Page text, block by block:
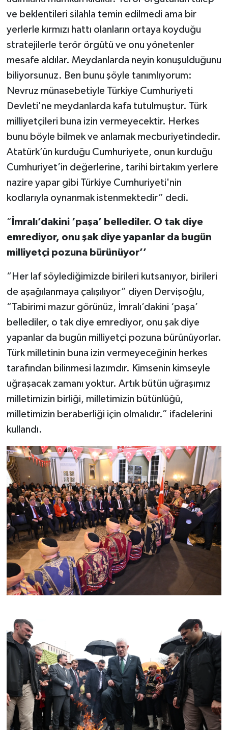
ve beklentileri silahla temin edilmedi ama bir
yerlerle kırmızı hattı olanların ortaya koyduğu
stratejilerle terör örgütü ve onu yönetenler
mesafe aldılar. Meydanlarda neyin konuşulduğunu
biliyorsunuz. Ben bunu şöyle tanımlıyorum:
Nevruz münasebetiyle Türkiye Cumhuriyeti
Devleti'ne meydanlarda kafa tutulmuştur. Türk
milliyetçileri buna izin vermeyecektir. Herkes
bunu böyle bilmek ve anlamak mecburiyetindedir.
Atatürk’ün kurduğu Cumhuriyete, onun kurduğu
Cumhuriyet’in değerlerine, tarihi birtakım yerlere
nazire yapar gibi Türkiye Cumhuriyeti'nin
kodlarıyla oynanmak istenmektedir” dedi.
“ İmralı’dakini ‘paşa’ bellediler. O tak diye
emrediyor, onu şak diye yapanlar da bugün
milliyetçi pozuna bürünüyor’’
“Her laf söylediğimizde birileri kutsanıyor, birileri
de aşağılanmaya çalışılıyor” diyen Dervişoğlu,
“Tabirimi mazur görünüz, İmralı’dakini ‘paşa’
bellediler, o tak diye emrediyor, onu şak diye
yapanlar da bugün milliyetçi pozuna bürünüyorlar.
Türk milletinin buna izin vermeyeceğinin herkes
tarafından bilinmesi lazımdır. Kimsenin kimseyle
uğraşacak zamanı yoktur. Artık bütün uğraşımız
milletimizin birliği, milletimizin bütünlüğü,
milletimizin beraberliği için olmalıdır.” ifadelerini
kullandı.